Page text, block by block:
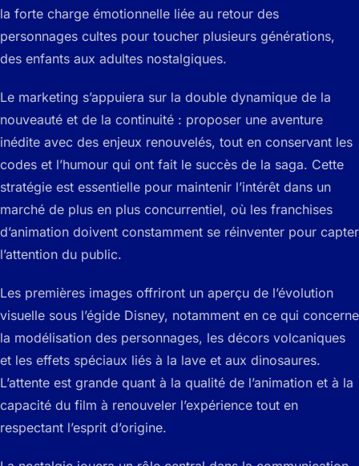
la forte charge émotionnelle liée au retour des
personnages cultes pour toucher plusieurs générations,
des enfants aux adultes nostalgiques.
Le marketing s’appuiera sur la double dynamique de la
nouveauté et de la continuité : proposer une aventure
inédite avec des enjeux renouvelés, tout en conservant les
codes et l’humour qui ont fait le succès de la saga. Cette
stratégie est essentielle pour maintenir l’intérêt dans un
marché de plus en plus concurrentiel, où les franchises
d’animation doivent constamment se réinventer pour capter
l’attention du public.
Les premières images offriront un aperçu de l’évolution
visuelle sous l’égide Disney, notamment en ce qui concerne
la modélisation des personnages, les décors volcaniques
et les effets spéciaux liés à la lave et aux dinosaures.
L’attente est grande quant à la qualité de l’animation et à la
capacité du film à renouveler l’expérience tout en
respectant l’esprit d’origine.